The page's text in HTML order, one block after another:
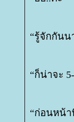
“รู้จักกันน
“ก็น่าจะ
“ก่อนหน้